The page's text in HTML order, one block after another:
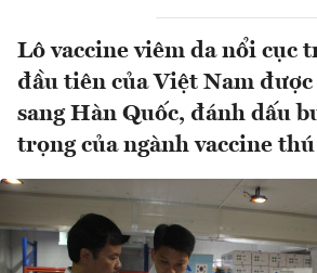
Lô vaccine viêm da nổi cục
đầu tiên của Việt Nam
sang Hàn Quốc, đánh dấu
trọng của ngành vaccine